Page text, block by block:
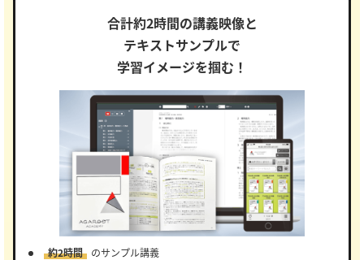
合計約2時間の講義映像と
テキストサンプルで
学習イメージを掴む！
約2時間
のサンプル講義